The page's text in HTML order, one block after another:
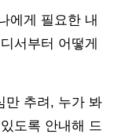
에게 필요한 내
서부터 어떻게
만 추려, 누가 봐
도록 안내해 드